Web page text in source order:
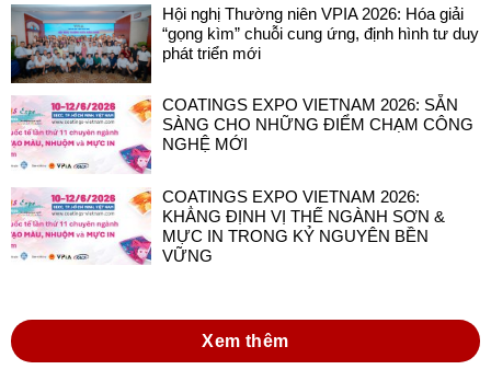
Hội nghị Thường niên VPIA 2026: Hóa giải
“gọng kìm” chuỗi cung ứng, định hình tư duy
phát triển mới
COATINGS EXPO VIETNAM 2026: SẴN
SÀNG CHO NHỮNG ĐIỂM CHẠM CÔNG
NGHỆ MỚI
COATINGS EXPO VIETNAM 2026:
KHẲNG ĐỊNH VỊ THẾ NGÀNH SƠN &
MỰC IN TRONG KỶ NGUYÊN BỀN
VỮNG
Xem thêm